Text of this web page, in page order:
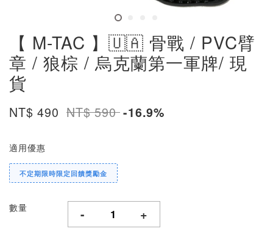
【 M-TAC 】🇺🇦 骨戰 / PVC臂
章 / 狼棕 / 烏克蘭第一軍牌/ 現
貨
NT$ 490 NT$ 590-16.9%
適用優惠
不定期限時限定回饋獎勵金
數量 - +